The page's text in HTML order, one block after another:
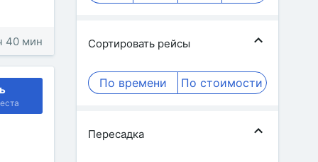
40 мин Сортировать рейсы
По времени По стоимости
Пересадка